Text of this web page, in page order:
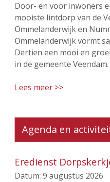
Door- en voor inwoners
mooiste lintdorp van de
Ommelanderwijk en
Ommelanderwijk vormt
Dertien een mooi en
in de gemeente Veendam.
Lees meer >>
Agenda en
Eredienst
Datum: 9 augustus 2026